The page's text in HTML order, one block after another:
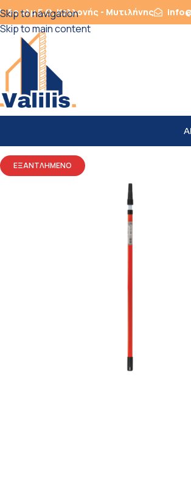
Skip to navigation
Skip to main content
5ο χλμ Ε.Ο. Καλλονής - Μυτιλήνης
ΕΞΑΝΤΛΗΜΕΝΟ